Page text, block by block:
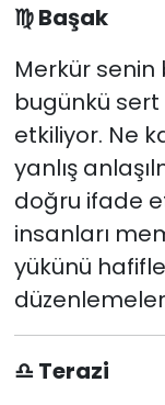
♍Başak
Merkür
bugünkü
etkiliyor. Ne
yanlış
doğru ifade
insanları
yükünü
♎ Terazi